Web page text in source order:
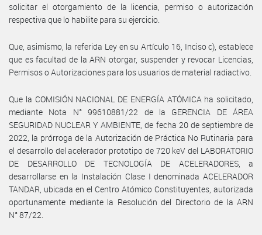
solicitar el otorgamiento de la licencia, permiso o autorización
respectiva que lo habilite para su ejercicio.
Que, asimismo, la referida Ley en su Artículo 16, Inciso c), establece
que es facultad de la ARN otorgar, suspender y revocar Licencias,
Permisos o Autorizaciones para los usuarios de material radiactivo.
Que la COMISIÓN NACIONAL DE ENERGÍA ATÓMICA ha solicitado,
mediante Nota N° 99610881/22 de la GERENCIA DE ÁREA
SEGURIDAD NUCLEAR Y AMBIENTE, de fecha 20 de septiembre de
2022, la prórroga de la Autorización de Práctica No Rutinaria para
el desarrollo del acelerador prototipo de 720 keV del LABORATORIO
DE DESARROLLO DE TECNOLOGÍA DE ACELERADORES, a
desarrollarse en la Instalación Clase I denominada ACELERADOR
TANDAR, ubicada en el Centro Atómico Constituyentes, autorizada
oportunamente mediante la Resolución del Directorio de la ARN
N° 87/22.